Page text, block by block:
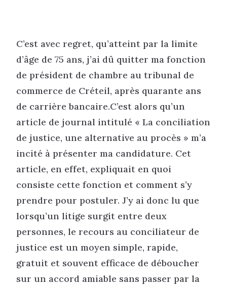
C’est avec regret, qu’atteint par la limite
d’âge de 75 ans, j’ai dû quitter ma fonction
de président de chambre au tribunal de
commerce de Créteil, après quarante ans
de carrière bancaire.C’est alors qu’un
article de journal intitulé « La conciliation
de justice, une alternative au procès » m’a
incité à présenter ma candidature. Cet
article, en effet, expliquait en quoi
consiste cette fonction et comment s’y
prendre pour postuler. J’y ai donc lu que
lorsqu’un litige surgit entre deux
personnes, le recours au conciliateur de
justice est un moyen simple, rapide,
gratuit et souvent efficace de déboucher
sur un accord amiable sans passer par la